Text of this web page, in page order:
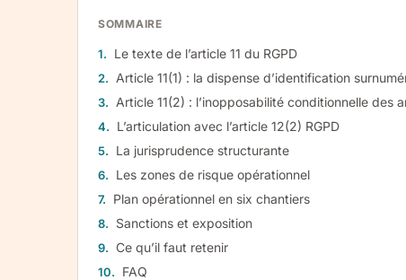
SOMMAIRE
Le texte de l’article 11 du RGPD
Article 11(1) : la dispense d’identification
Article 11(2) : l’inopposabilité conditionnelle des
L’articulation avec l’article 12(2) RGPD
La jurisprudence structurante
Les zones de risque opérationnel
Plan opérationnel en six chantiers
Sanctions et exposition
Ce qu’il faut retenir
FAQ